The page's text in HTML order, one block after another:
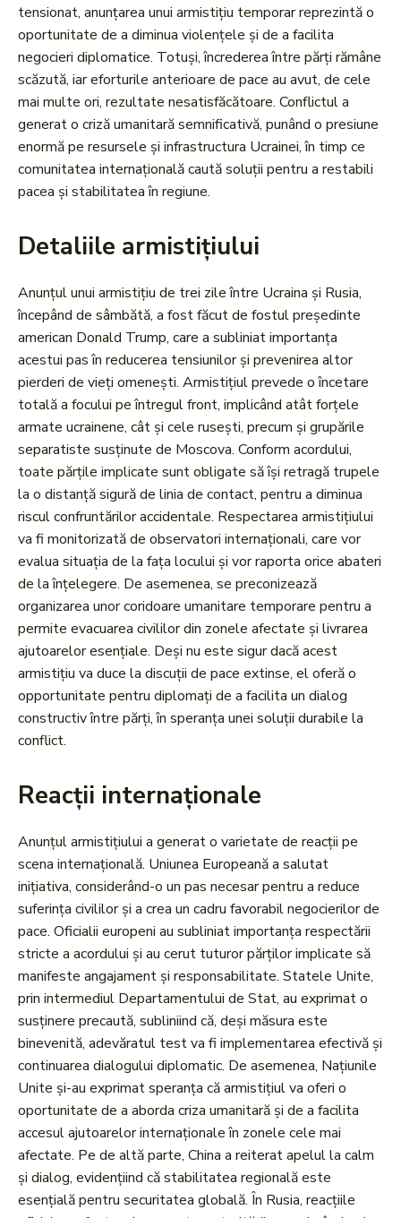
tensionat, anunțarea unui armistițiu temporar reprezintă o
oportunitate de a diminua violențele și de a facilita
negocieri diplomatice. Totuși, încrederea între părți rămâne
scăzută, iar eforturile anterioare de pace au avut, de cele
mai multe ori, rezultate nesatisfăcătoare. Conflictul a
generat o criză umanitară semnificativă, punând o presiune
enormă pe resursele și infrastructura Ucrainei, în timp ce
comunitatea internațională caută soluții pentru a restabili
pacea și stabilitatea în regiune.
Detaliile armistițiului
Anunțul unui armistițiu de trei zile între Ucraina și Rusia,
începând de sâmbătă, a fost făcut de fostul președinte
american Donald Trump, care a subliniat importanța
acestui pas în reducerea tensiunilor și prevenirea altor
pierderi de vieți omenești. Armistițiul prevede o încetare
totală a focului pe întregul front, implicând atât forțele
armate ucrainene, cât și cele rusești, precum și grupările
separatiste susținute de Moscova. Conform acordului,
toate părțile implicate sunt obligate să își retragă trupele
la o distanță sigură de linia de contact, pentru a diminua
riscul confruntărilor accidentale. Respectarea armistițiului
va fi monitorizată de observatori internaționali, care vor
evalua situația de la fața locului și vor raporta orice abateri
de la înțelegere. De asemenea, se preconizează
organizarea unor coridoare umanitare temporare pentru a
permite evacuarea civililor din zonele afectate și livrarea
ajutoarelor esențiale. Deși nu este sigur dacă acest
armistițiu va duce la discuții de pace extinse, el oferă o
opportunitate pentru diplomați de a facilita un dialog
constructiv între părți, în speranța unei soluții durabile la
conflict.
Reacții internaționale
Anunțul armistițiului a generat o varietate de reacții pe
scena internațională. Uniunea Europeană a salutat
inițiativa, considerând-o un pas necesar pentru a reduce
suferința civililor și a crea un cadru favorabil negocierilor de
pace. Oficialii europeni au subliniat importanța respectării
stricte a acordului și au cerut tuturor părților implicate să
manifeste angajament și responsabilitate. Statele Unite,
prin intermediul Departamentului de Stat, au exprimat o
susținere precaută, subliniind că, deși măsura este
binevenită, adevăratul test va fi implementarea efectivă și
continuarea dialogului diplomatic. De asemenea, Națiunile
Unite și-au exprimat speranța că armistițiul va oferi o
oportunitate de a aborda criza umanitară și de a facilita
accesul ajutoarelor internaționale în zonele cele mai
afectate. Pe de altă parte, China a reiterat apelul la calm
și dialog, evidențiind că stabilitatea regională este
esențială pentru securitatea globală. În Rusia, reacțiile